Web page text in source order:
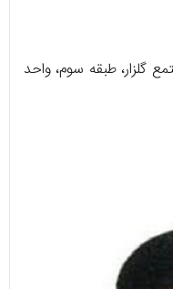
گلزار، طبقه سوم، واحد